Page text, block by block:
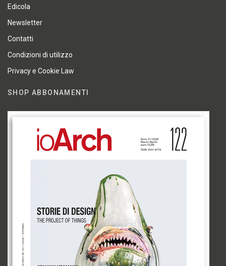
Edicola
Newsletter
Contatti
Condizioni di utilizzo
Privacy e Cookie Law
SHOP ABBONAMENTI